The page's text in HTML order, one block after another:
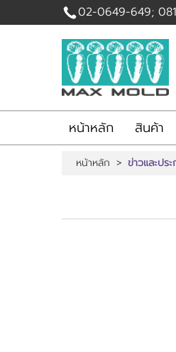
สินค้าที่สนใจ( 0 )
สินค้า
โปรโ
02-0649-649;
หน้าหลัก สินค้า
หน้าหลัก > ข่าวและปร